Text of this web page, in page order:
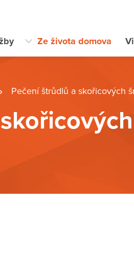
Ze života domova
Pečení štrůdlů a skořicových